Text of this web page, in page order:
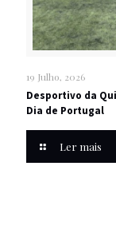
19 Julho, 2026
Desportivo da
Dia de Portugal
Ler mais